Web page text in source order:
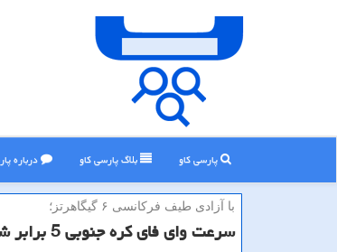
پارسی کاو بلاگ پارسی كاو درباره
با آزادی طیف فركانسی ۶ گیگاهرتز؛
سرعت وای فای كره جنوبی 5 برابر شد